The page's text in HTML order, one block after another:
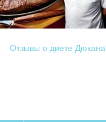
Отзывы о диете Дюкана